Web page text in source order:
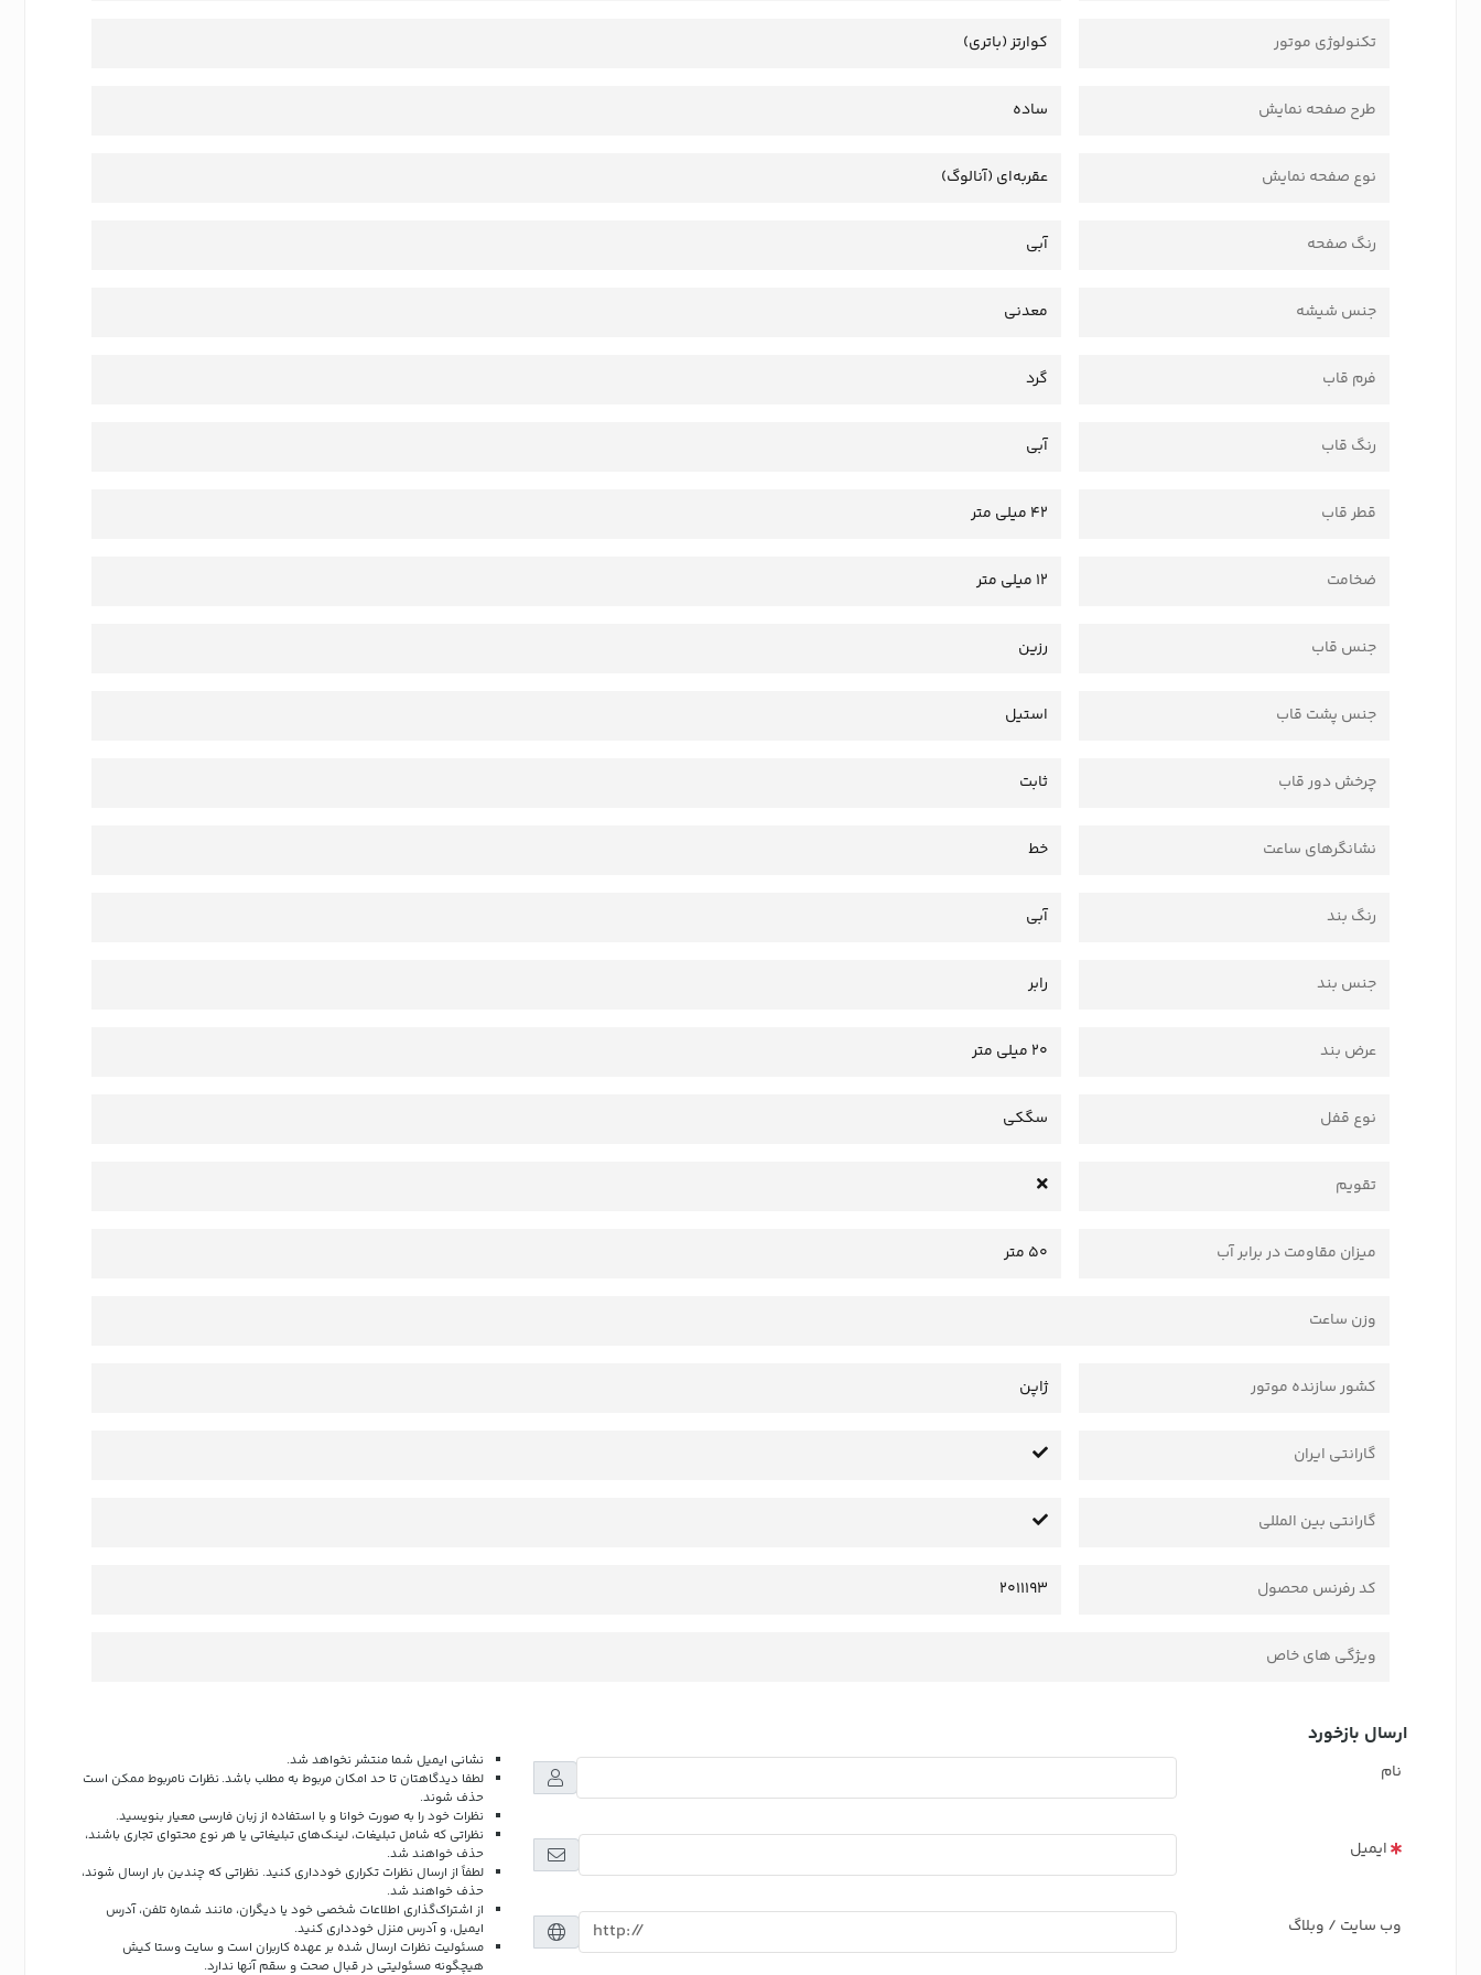
تکنولوژی موتور کوارتز (باتری)
طرح صفحه نمایش ساده
نوع صفحه نمایش عقربه‌ای (آنالوگ)
رنگ صفحه آبی
جنس شیشه معدنی
فرم قاب گرد
رنگ قاب آبی
قطر قاب 42 میلی متر
ضخامت 12 میلی متر
جنس قاب رزین
جنس پشت قاب استیل
چرخش دور قاب ثابت
نشانگرهای ساعت خط
رنگ بند آبی
جنس بند رابر
عرض بند 20 میلی متر
نوع قفل سگکی
تقویم
میزان مقاومت در برابر آب 50 متر
وزن ساعت
کشور سازنده موتور ژاپن
گارانتی ایران
گارانتی بین المللی
کد رفرنس محصول 2011193
ویژگی های خاص
ارسال بازخورد
نام
ایمیل
وب سایت / وبلاگ
نشانی ایمیل شما منتشر نخواهد شد.
لطفا دیدگاهتان تا حد امکان مربوط به مطلب باشد. نظرات نامربوط ممکن است
حذف شوند.
نظرات خود را به صورت خوانا و با استفاده از زبان فارسی معیار بنویسید.
نظراتی که شامل تبلیغات، لینک‌های تبلیغاتی یا هر نوع محتوای تجاری باشند،
حذف خواهند شد.
لطفاً از ارسال نظرات تکراری خودداری کنید. نظراتی که چندین بار ارسال شوند،
حذف خواهند شد.
از اشتراک‌گذاری اطلاعات شخصی خود یا دیگران، مانند شماره تلفن، آدرس
ایمیل، و آدرس منزل خودداری کنید.
مسئولیت نظرات ارسال شده بر عهده کاربران است و سایت وستا کیش
هیچگونه مسئولیتی در قبال صحت و سقم آنها ندارد.